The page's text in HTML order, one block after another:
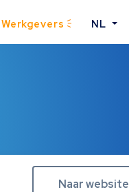
NL
Naar website